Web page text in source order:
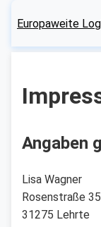
Europaweite
Angaben
Lisa Wagner
Rosenstraße 35
31275 Lehrte